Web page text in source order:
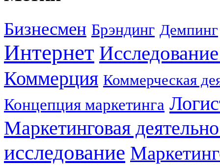
Бизнесмен Брэндинг Демпинг
Интернет
Коммерция Коммерческая
Концепция маркетинга
Маркетинговая
исследование